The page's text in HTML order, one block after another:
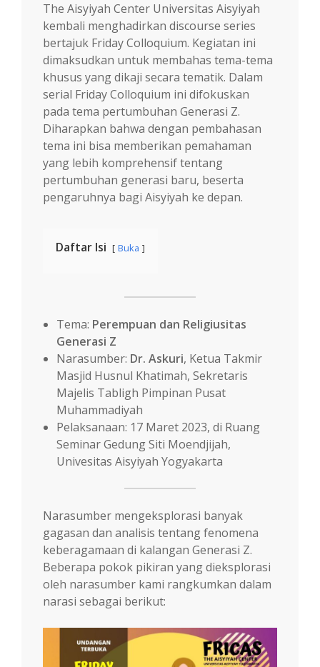
The Aisyiyah Center Universitas Aisyiyah
kembali menghadirkan discourse series
bertajuk Friday Colloquium. Kegiatan ini
dimaksudkan untuk membahas tema-tema
khusus yang dikaji secara tematik. Dalam
serial Friday Colloquium ini difokuskan
pada tema pertumbuhan Generasi Z.
Diharapkan bahwa dengan pembahasan
tema ini bisa memberikan pemahaman
yang lebih komprehensif tentang
pertumbuhan generasi baru, beserta
pengaruhnya bagi Aisyiyah ke depan.
Daftar Isi Buka
Tema: Perempuan dan Religiusitas
Generasi Z
Narasumber: Dr. Askuri, Ketua Takmir
Masjid Husnul Khatimah, Sekretaris
Majelis Tabligh Pimpinan Pusat
Muhammadiyah
Pelaksanaan: 17 Maret 2023, di Ruang
Seminar Gedung Siti Moendjijah,
Univesitas Aisyiyah Yogyakarta
Narasumber mengeksplorasi banyak
gagasan dan analisis tentang fenomena
keberagamaan di kalangan Generasi Z.
Beberapa pokok pikiran yang dieksplorasi
oleh narasumber kami rangkumkan dalam
narasi sebagai berikut: